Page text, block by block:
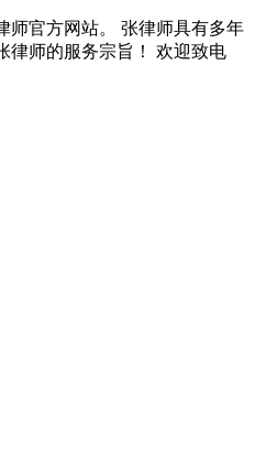
师官方网站。 张律师具有多年
律师的服务宗旨！ 欢迎致电